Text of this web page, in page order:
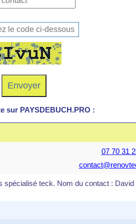
sur PAYSDEBUCH.PRO :
07 70 31
spécialisé teck. Nom du contact : David